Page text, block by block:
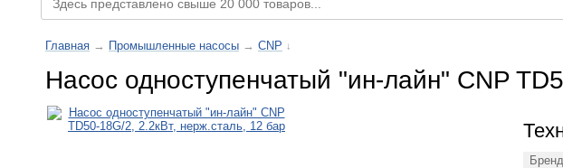
Главная → Промышленные насосы → CNP ↓
Насос одноступенчатый "ин-лайн" CNP
Бренд